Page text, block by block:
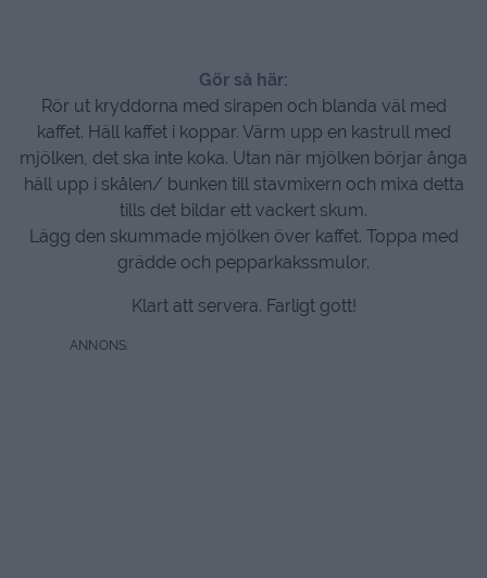
Gör så här:
Rör ut kryddorna med sirapen och blanda väl med
kaffet. Häll kaffet i koppar. Värm upp en kastrull med
mjölken, det ska inte koka. Utan när mjölken börjar ånga
häll upp i skålen/ bunken till stavmixern och mixa detta
tills det bildar ett vackert skum.
Lägg den skummade mjölken över kaffet. Toppa med
grädde och pepparkakssmulor.
Klart att servera. Farligt gott!